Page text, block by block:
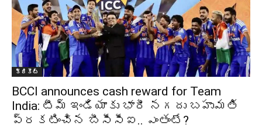
క్రికెట్‌
BCCI announces cash reward for Team
India: టీమ్ ఇండియాకు భారీ నగదు బహుమతి
ప్రకటించిన బీసీసీఐ.. ఎంతంటే?